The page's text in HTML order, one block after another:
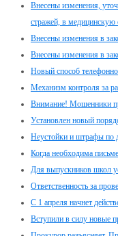
Внесены изменения,
стражей, в
Внесены изменения в
Внесены изменения в
Новый способ
Механизм контроля за
Внимание! Мошенники
Установлен новый
Неустойки и штрафы по
Когда необходима
Для выпускников школ
Ответственность за
C 1 апреля начнет
Вступили в силу новые